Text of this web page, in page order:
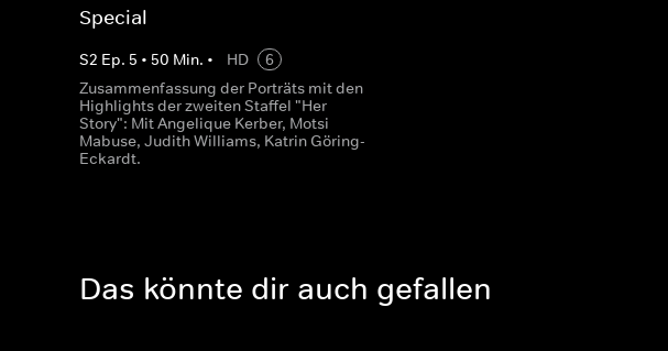
Special
S2 Ep. 5 • 50 Min. • HD
6
Zusammenfassung der Porträts mit den
Highlights der zweiten Staffel "Her
Story": Mit Angelique Kerber, Motsi
Mabuse, Judith Williams, Katrin Göring-
Eckardt.
Das könnte dir auch gefallen